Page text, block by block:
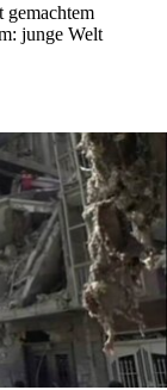
gemachtem
junge Welt